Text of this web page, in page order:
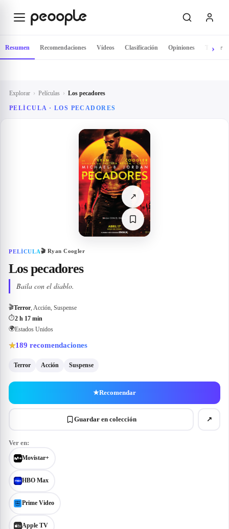
Explorar › Películas › Los pecadores
PELÍCULA · LOS PECADORES
↗
PELÍCULA🎬 Ryan Coogler
Los pecadores
Baila con el diablo.
🎬Terror, Acción, Suspense
⏱2 h 17 min
🌍Estados Unidos
★189 recomendaciones
Terror Acción Suspense
★Recomendar
Guardar en colección ↗
Ver en:
Movistar+
HBO Max
Prime Video
Apple TV
Resumen Recomendaciones Vídeos Clasificación Opiniones Tráiler